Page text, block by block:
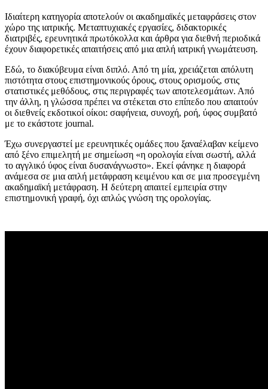
Ιδιαίτερη κατηγορία αποτελούν οι ακαδημαϊκές μεταφράσεις στον
χώρο της ιατρικής. Μεταπτυχιακές εργασίες, διδακτορικές
διατριβές, ερευνητικά πρωτόκολλα και άρθρα για διεθνή περιοδικά
έχουν διαφορετικές απαιτήσεις από μια απλή ιατρική γνωμάτευση.
Εδώ, το διακύβευμα είναι διπλό. Από τη μία, χρειάζεται απόλυτη
πιστότητα στους επιστημονικούς όρους, στους ορισμούς, στις
στατιστικές μεθόδους, στις περιγραφές των αποτελεσμάτων. Από
την άλλη, η γλώσσα πρέπει να στέκεται στο επίπεδο που απαιτούν
οι διεθνείς εκδοτικοί οίκοι: σαφήνεια, συνοχή, ροή, ύφος συμβατό
με το εκάστοτε journal.
Έχω συνεργαστεί με ερευνητικές ομάδες που ξαναέλαβαν κείμενο
από ξένο επιμελητή με σημείωση «η ορολογία είναι σωστή, αλλά
το αγγλικό ύφος είναι δυσανάγνωστο». Εκεί φάνηκε η διαφορά
ανάμεσα σε μια απλή μετάφραση κειμένου και σε μια προσεγμένη
ακαδημαϊκή μετάφραση. Η δεύτερη απαιτεί εμπειρία στην
επιστημονική γραφή, όχι απλώς γνώση της ορολογίας.